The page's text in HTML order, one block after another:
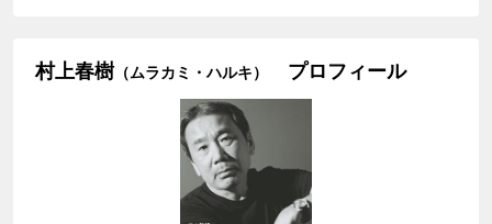
村上春樹（ムラカミ・ハルキ） プロフィール